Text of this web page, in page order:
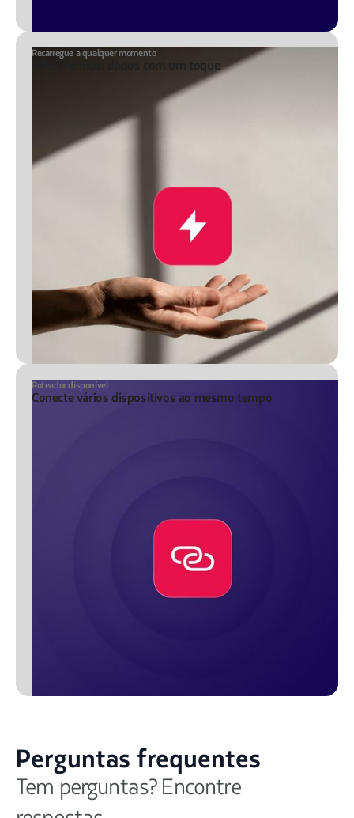
Recarregue a qualquer momento
Adicione mais dados com um toque
Roteador disponível
Conecte vários dispositivos ao mesmo tempo
Perguntas frequentes
Tem perguntas? Encontre